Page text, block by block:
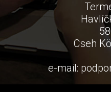
Cseh
e-mail: